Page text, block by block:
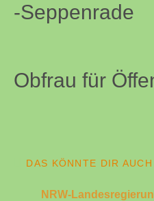
-Seppenrade
Obfrau für
DAS KÖNNTE DIR
NRW-